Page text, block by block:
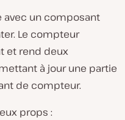
avec un composant
Le compteur
et rend deux
à jour une partie
de compteur.
props :